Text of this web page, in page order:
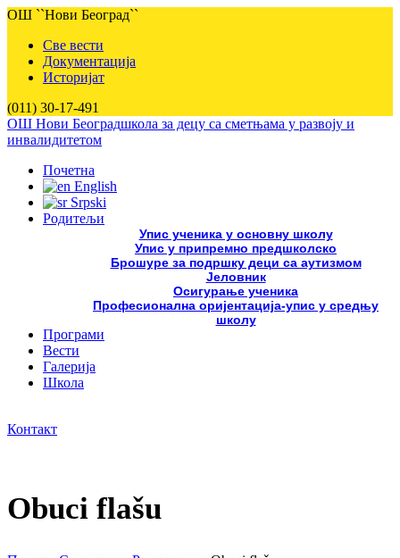
ОШ ``Нови Београд``
Све вести
Документација
Историјат
(011) 30-17-491
ОШ Нови Београдшкола за децу са сметњама у развоју и
инвалидитетом
Почетна
English
Srpski
Родитељи
Упис ученика у основну школу
Упис у припремно предшколско
Брошуре за подршку деци са аутизмом
Јеловник
Осигурање ученика
Професионална оријентација-упис у средњу
школу
Програми
Вести
Галерија
Школа
Контакт
Obuci flašu